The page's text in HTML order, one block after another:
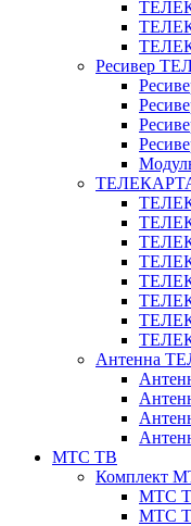
Ресивер
ТЕЛЕКАРТА
Антенна
МТС ТВ
Комплект
МТС
МТС